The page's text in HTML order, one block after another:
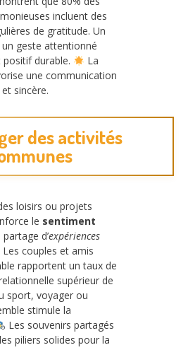
incluent des
de gratitude. Un
geste attentionné
durable.
La
une communication
sincère.
des activités
loisirs ou projets
le sentiment
d’expériences
Les couples et amis
rapportent un taux de
supérieur de
sport, voyager ou
stimule la
Les souvenirs partagés
piliers solides pour la